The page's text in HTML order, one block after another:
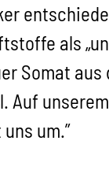
als
Somat
Auf
um.”